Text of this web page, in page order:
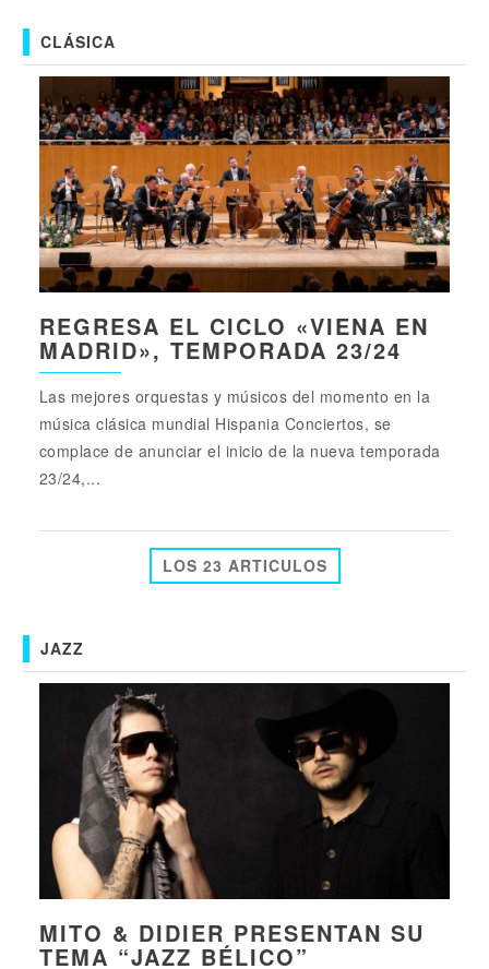
CLÁSICA
REGRESA EL CICLO «VIENA EN
MADRID», TEMPORADA 23/24
Las mejores orquestas y músicos del momento en la
música clásica mundial Hispania Conciertos, se
complace de anunciar el inicio de la nueva temporada
23/24,...
LOS 23 ARTICULOS
JAZZ
MITO & DIDIER PRESENTAN SU
TEMA “JAZZ BÉLICO”